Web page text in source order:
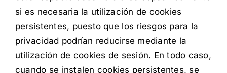
si es necesaria la utilización de cookies
persistentes, puesto que los riesgos para la
privacidad podrían reducirse mediante la
utilización de cookies de sesión. En todo caso,
cuando se instalen cookies persistentes, se